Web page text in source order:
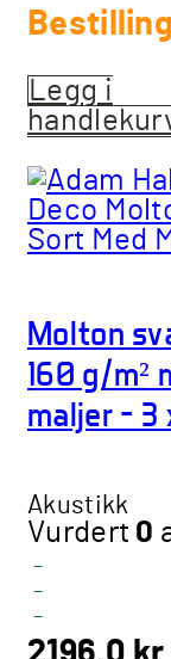
Legg i
Molton
160 g/m²
maljer – 3
Akustikk
Vurdert 0
-
-
-